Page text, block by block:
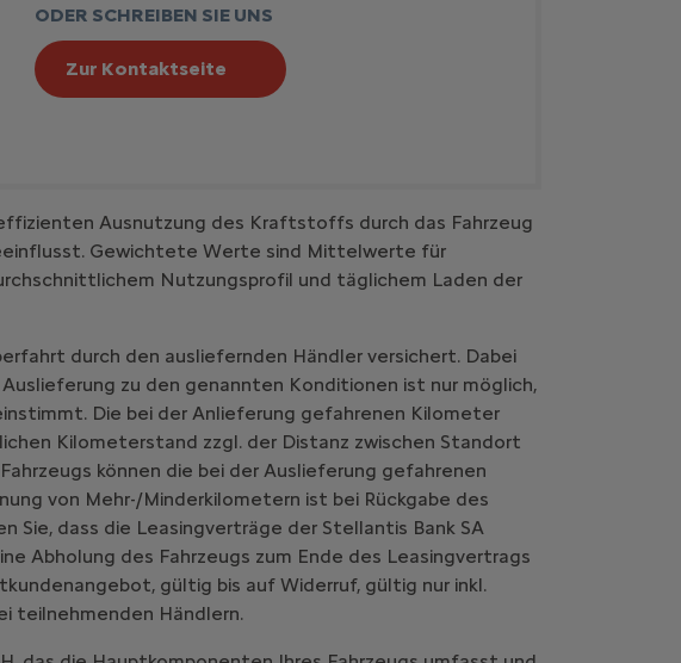
ODER SCHREIBEN SIE UNS
Zur Kontaktseite
Ausnutzung des Kraftstoffs durch das Fahrzeug
Gewichtete Werte sind Mittelwerte für
Nutzungsprofil und täglichem Laden der
durch den ausliefernden Händler versichert. Dabei
zu den genannten Konditionen ist nur möglich,
Die bei der Anlieferung gefahrenen Kilometer
Kilometerstand zzgl. der Distanz zwischen Standort
können die bei der Auslieferung gefahrenen
von Mehr-/Minderkilometern ist bei Rückgabe des
dass die Leasingverträge der Stellantis Bank SA
Abholung des Fahrzeugs zum Ende des Leasingvertrags
gültig bis auf Widerruf, gültig nur inkl.
teilnehmenden Händlern.